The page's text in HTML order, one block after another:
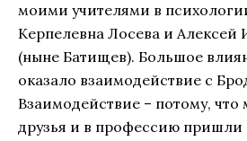
моими учителями в
Керпелевна Лосева и Алексей
(ныне Батищев). Большое
оказало взаимодействие с
Взаимодействие – потому,
друзья и в профессию пришли